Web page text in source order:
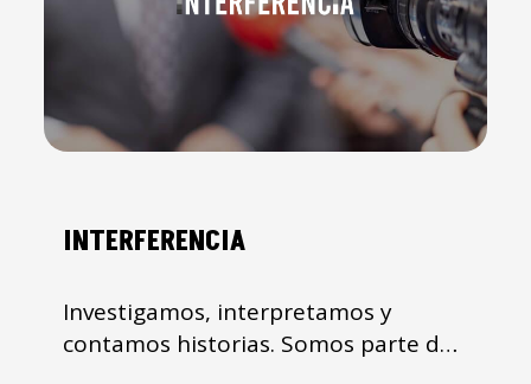
INTERFERENCIA
Investigamos, interpretamos y
contamos historias. Somos parte de